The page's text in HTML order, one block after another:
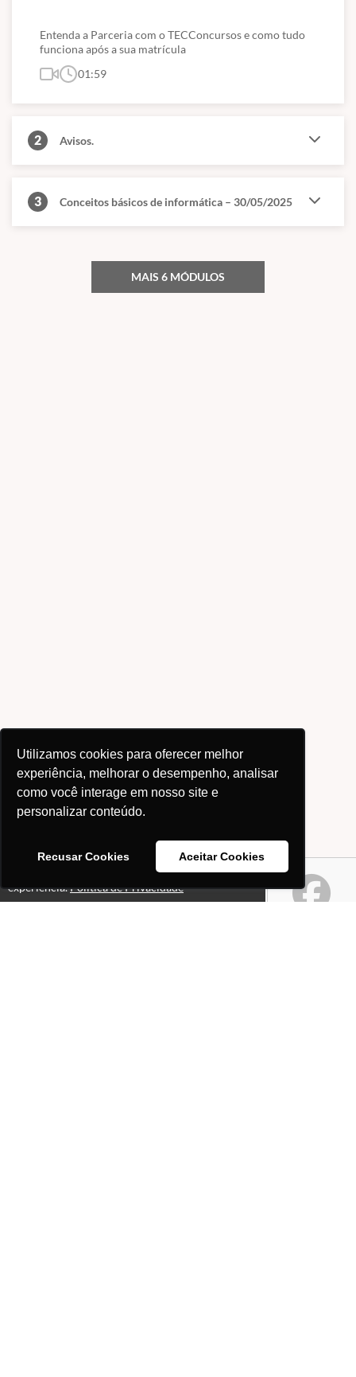
Utilizamos cookies para oferecer melhor
experiência, melhorar o desempenho, analisar
como você interage em nosso site e
personalizar conteúdo.
Recusar Cookies Aceitar Cookies
Entenda a Parceria com o TECConcursos e como tudo
funciona após a sua matrícula
01:59
2 Avisos.
3 Conceitos básicos de informática – 30/05/2025
MAIS 6 MÓDULOS
Este site usa cookies para melhorar sua
experiência.Política de Privacidade
Ok!